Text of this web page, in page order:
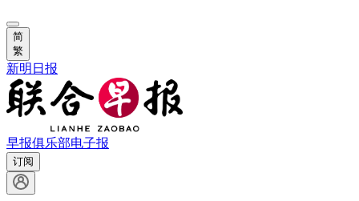
简
繁
新明日报
早报俱乐部电子报
订阅